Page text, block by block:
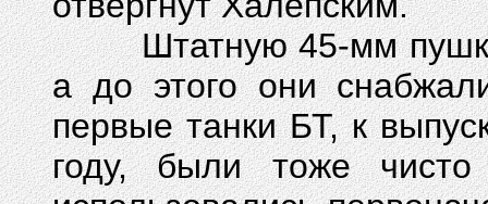
Штатную 45-мм пушку
а до этого они
первые танки БТ, к
году, были тоже